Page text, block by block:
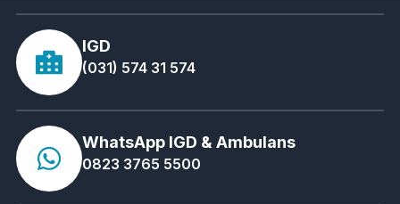
IGD
(031) 574 31 574
WhatsApp IGD & Ambulans
0823 3765 5500